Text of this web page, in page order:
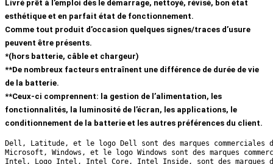
Livré prêt à l’emploi dès le démarrage, nettoyé, révisé, bon état
esthétique et en parfait état de fonctionnement.
Comme tout produit d’occasion quelques signes/traces d’usure
peuvent être présents.
*(hors batterie, câble et chargeur)
**De nombreux facteurs entraînent une différence de durée de vie
de la batterie.
**Ceux-ci comprennent: la gestion de l’alimentation, les
fonctionnalités, la luminosité de l’écran, les applications, le
conditionnement de la batterie et les autres préférences du client.
Dell, Latitude, et le logo Dell sont des marques commerciales
Microsoft, Windows, et le logo Windows sont des marques
Intel, Logo Intel, Intel Core, Intel Inside, sont des marques